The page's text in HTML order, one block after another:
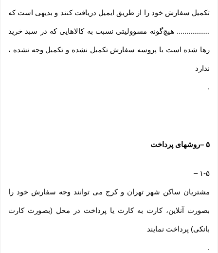
تکمیل سفارش خود را از طریق ایمیل دریافت کنند و بدیهی است که
................. هیچ‌گونه مسوولیتی نسبت به کالاهایی که در سبد خرید
رها شده است یا پروسه سفارش تکمیل نشده و تکمیل وجه نشده ،
ندارد
.
۵ –روشهای پرداخت
۱-۵ –
مشتریان ساکن شهر تهران و کرج می توانند وجه سفارش خود را
بصورت آنلاین، کارت به کارت یا پرداخت در محل (بصورت کارت
بانکی) پرداخت نمایند
.